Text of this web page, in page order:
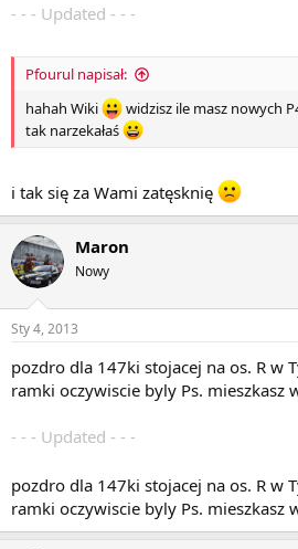
- - - Updated - - -
Pfourul napisał:
hahah Wiki
widzisz ile masz nowych
tak narzekałaś
i tak się za Wami zatęsknię
Maron
Nowy
Sty 4, 2013
pozdro dla 147ki stojacej na os. R w
ramki oczywiscie byly Ps. mieszkasz
- - - Updated - - -
pozdro dla 147ki stojacej na os. R w
ramki oczywiscie byly Ps. mieszkasz